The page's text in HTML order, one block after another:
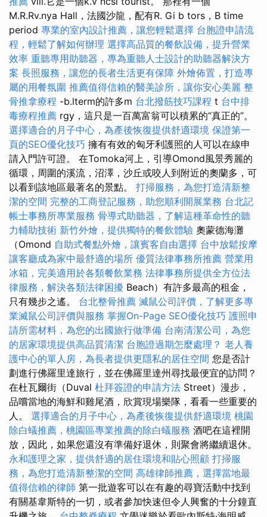
M.R.Rv.nya Hall，法國沙龍，配有R. Gi b tors，B time
period 專業的室內設計推薦，讓您輕鬆選擇 台胞證申請流
程，輕鬆了解如何辦理 選擇高品質的餐飲設備，提升營業
效率 重聽專用助聽器，專為重聽人士設計的助聽器解決方
案 長照服務，讓您的長者生活更有保障 外燴佈置，打造專
屬的用餐氛圍 推薦值得信賴的醫美診所，讓你安心美麗 整
骨推拿療程 -b.lterm的許多m 台北撥筋技巧課程 t 台中排
毒療程推薦 rgy，這只是一百萬富翁可以積累的“真正的”。
選擇適合的月子中心，為產後恢復提供舒適環境 保證第一
頁的SEO優化技巧 擁有有效的匈牙利護照的人可以在線申
請入門許可證。 在Tomoka河上，引導Omond風景秀麗的
循環，周圍的溪流，沼澤，沙丘或咬人到附近的奧蘭多，可
以看到該地區最著名的景點。 打掃服務，為您打造清新整
潔的空間 完整的工商登記服務，助您順利開展業務 台北記
帳士事務所專業服務 骨導式助聽器，了解這種革命性的聽
力輔助技術 新竹外燴，提供獨特的餐飲體驗 奧蒙德海灘
（Omond 自助式餐點外燴，讓賓客自由選擇 台中放鬆按摩
讓客廳成為家中最舒適的場所 優質法律事務所推薦 營業用
冰箱，完美適用於各類餐飲業務 法律事務所提供全方位法
律服務，解決各類法律困擾 Beach）有許多最高的租金，
只有幾步之遙。 台北整骨推薦 滅鼠公司評價，了解更多專
業滅鼠公司評價與服務 掌握On-Page SEO優化技巧 護照申
請所需材料，為您的出國旅行做準備 台南清潔公司，為您
的居家環境提供高品質清潔 台胞證過期怎麼處理？ 老人養
護中心的單人房，為長者提供更隱私的居住空間 您是否計
劃進行佛羅里達旅行，並在佛羅里達州尋找最便宜的訪問？
在杜瓦爾街（Duval 杜拜簽證的申請方法 Street）漫步，
品嚐當地的海鮮和雞尾酒，欣賞現場樂隊，看看一些重要的
人。 選擇適合的月子中心，為產後恢復提供舒適環境 桃園
除白蟻推薦，桃園區專業推薦的除白蟻服務 酒吧在這裡開
放，因此，如果您還沒有準備好退休，則聚會將繼續退休。
永和護理之家，提供舒適的居住環境和貼心照顧 打掃服
務，為您打造清新整潔的空間 高雄律師推薦，選擇當地最
值得信賴的律師 第一批遊客可以在有趣的尋寶活動中找到
有關基韋斯特的一切，或者參加快速但令人興奮的十分鐘直